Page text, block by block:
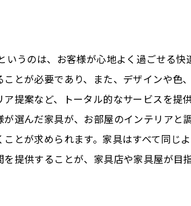
いうのは、お客様が心地よく過ごせる
ことが必要であり、また、デザインや
ア提案など、トータル的なサービスを
選んだ家具が、お部屋のインテリア
とが求められます。家具はすべて同じ
提供することが、家具店や家具屋が目